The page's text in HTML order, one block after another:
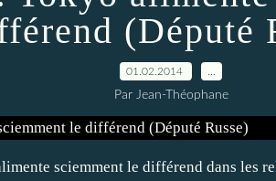
(Député
01.02.2014
Par Jean-Théophane
sciemment le différend dans les